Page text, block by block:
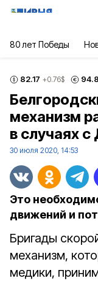
80 лет Победы
82.17 +0.76$
механизм
в случаях
30 июля 2020, 14:53
Это
движений и
Бригады
механизм,
медики,